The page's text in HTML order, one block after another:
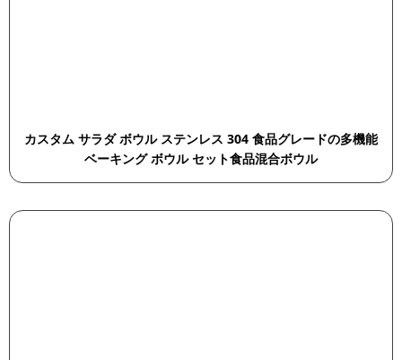
カスタム サラダ ボウル ステンレス 304 食品グレードの多機能
ベーキング ボウル セット食品混合ボウル